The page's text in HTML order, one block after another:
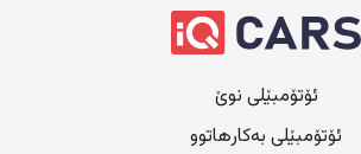
ئۆتۆمبێلی نوێ
ئۆتۆمبێلی بەکارهاتوو